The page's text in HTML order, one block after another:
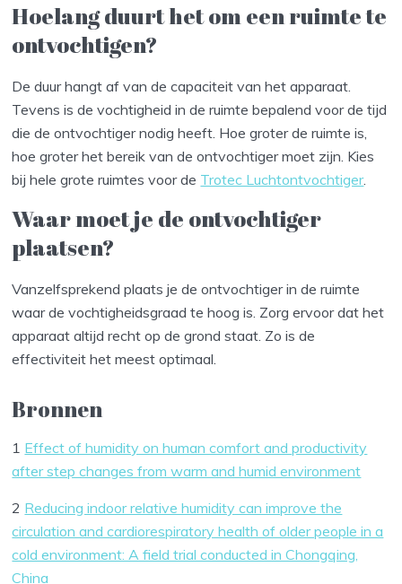
Hoelang duurt het om een ruimte te
ontvochtigen?
De duur hangt af van de capaciteit van het apparaat.
Tevens is de vochtigheid in de ruimte bepalend voor de tijd
die de ontvochtiger nodig heeft. Hoe groter de ruimte is,
hoe groter het bereik van de ontvochtiger moet zijn. Kies
bij hele grote ruimtes voor de Trotec Luchtontvochtiger.
Waar moet je de ontvochtiger
plaatsen?
Vanzelfsprekend plaats je de ontvochtiger in de ruimte
waar de vochtigheidsgraad te hoog is. Zorg ervoor dat het
apparaat altijd recht op de grond staat. Zo is de
effectiviteit het meest optimaal.
Bronnen
1 Effect of humidity on human comfort and productivity
after step changes from warm and humid environment
2 Reducing indoor relative humidity can improve the
circulation and cardiorespiratory health of older people in a
cold environment: A field trial conducted in Chongqing,
China